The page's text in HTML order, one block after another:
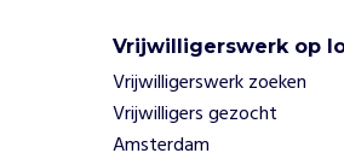
Vrijwilligerswerk op
Vrijwilligerswerk zoeken
Vrijwilligers gezocht
Amsterdam